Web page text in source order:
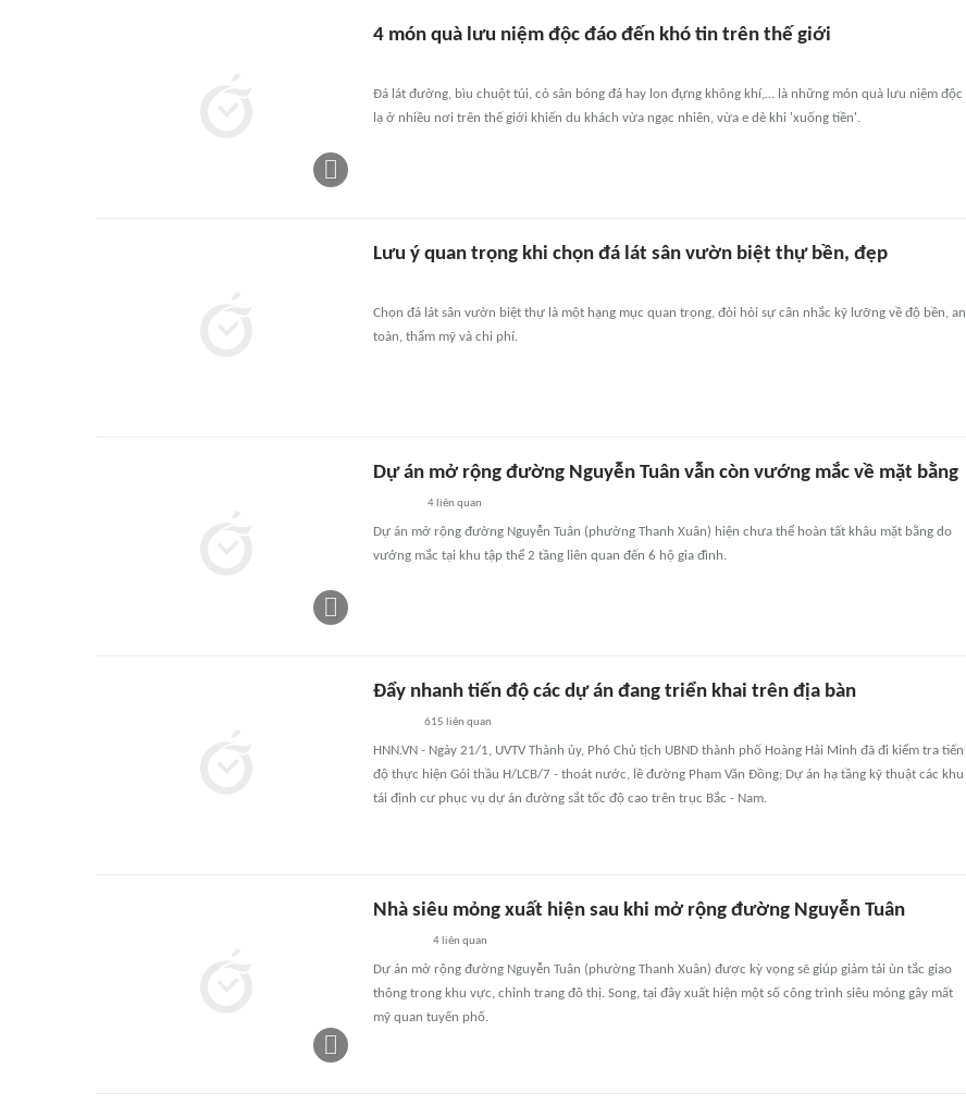
4 món quà lưu niệm độc đáo đến khó tin trên thế giới
Đá lát đường, bìu chuột túi, cỏ sân bóng đá hay lon đựng không khí,… là những món quà lưu niệm độc
lạ ở nhiều nơi trên thế giới khiến du khách vừa ngạc nhiên, vừa e dè khi 'xuống tiền'.
Lưu ý quan trọng khi chọn đá lát sân vườn biệt thự bền, đẹp
Chọn đá lát sân vườn biệt thự là một hạng mục quan trọng, đòi hỏi sự cân nhắc kỹ lưỡng về độ bền, an
toàn, thẩm mỹ và chi phí.
Dự án mở rộng đường Nguyễn Tuân vẫn còn vướng mắc về mặt bằng
4liên quan
Dự án mở rộng đường Nguyễn Tuân (phường Thanh Xuân) hiện chưa thể hoàn tất khâu mặt bằng do
vướng mắc tại khu tập thể 2 tầng liên quan đến 6 hộ gia đình.
Đẩy nhanh tiến độ các dự án đang triển khai trên địa bàn
615 liên quan
HNN.VN - Ngày 21/1, UVTV Thành ủy, Phó Chủ tịch UBND thành phố Hoàng Hải Minh đã đi kiểm tra tiến
độ thực hiện Gói thầu H/LCB/7 - thoát nước, lề đường Phạm Văn Đồng; Dự án hạ tầng kỹ thuật các khu
tái định cư phục vụ dự án đường sắt tốc độ cao trên trục Bắc - Nam.
Nhà siêu mỏng xuất hiện sau khi mở rộng đường Nguyễn Tuân
4liên quan
Dự án mở rộng đường Nguyễn Tuân (phường Thanh Xuân) được kỳ vọng sẽ giúp giảm tải ùn tắc giao
thông trong khu vực, chỉnh trang đô thị. Song, tại đây xuất hiện một số công trình siêu mỏng gây mất
mỹ quan tuyến phố.